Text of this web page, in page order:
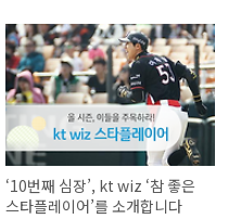
‘10번째 심장’, kt wiz ‘참 좋은
스타플레이어’를 소개합니다